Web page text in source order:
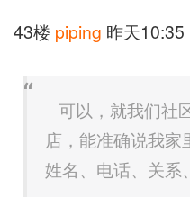
43楼 piping 昨天10:35
可以，就我们社
店，能准确说我家
姓名、电话、关系